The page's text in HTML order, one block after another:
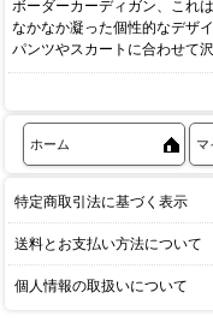
ボーダーカーディガン、これ
なかなか凝った個性的なデザ
パンツやスカートに合わせて
ホーム マ
特定商取引法に基づく表示
送料とお支払い方法について
個人情報の取扱いについて